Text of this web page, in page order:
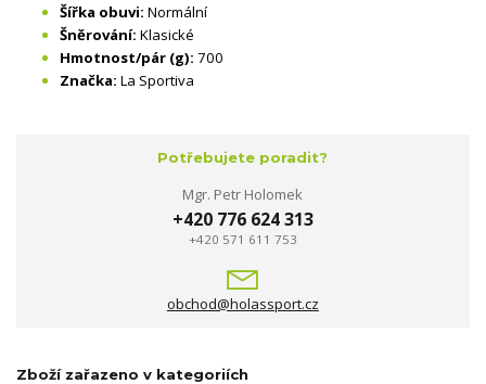
Šířka obuvi: Normální
Šněrování: Klasické
Hmotnost/pár (g): 700
Značka: La Sportiva
Potřebujete poradit?
Mgr. Petr Holomek
+420 776 624 313
+420 571 611 753
obchod@holassport.cz
Zboží zařazeno v kategoriích